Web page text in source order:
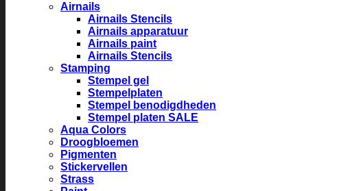
Airnails
Airnails Stencils
Airnails apparatuur
Airnails paint
Airnails Stencils
Stamping
Stempel gel
Stempelplaten
Stempel benodigdheden
Stempel platen SALE
Aqua Colors
Droogbloemen
Pigmenten
Stickervellen
Strass